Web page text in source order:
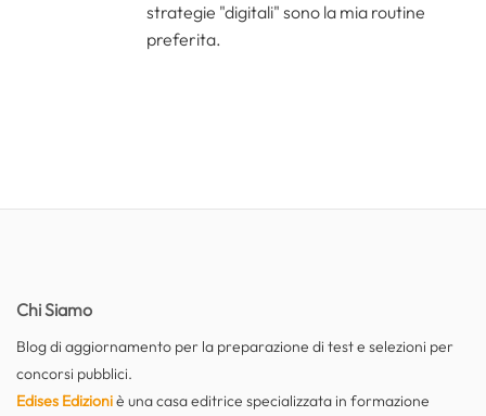
strategie "digitali" sono la mia routine
preferita.
Chi Siamo
Blog di aggiornamento per la preparazione di test e selezioni per
concorsi pubblici.
Edises Edizioniè una casa editrice specializzata in formazione